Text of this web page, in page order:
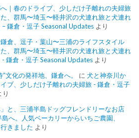
｜春のドライブ、少しだけ子離れの夫婦旅
、群馬〜埼玉〜軽井沢の犬連れ旅と犬連れ
鎌倉・逗子 Seasonal Updates より
倉、逗子・葉山〜三浦のライフスタイル
、群馬〜埼玉〜軽井沢の犬連れ旅と犬連れ
鎌倉・逗子 Seasonal Updates より
文化の発祥地、鎌倉へ。
に 犬と神奈川か
ブ、少しだけ子離れの夫婦旅 - 鎌倉・逗子
り
と、三浦半島ドッグフレンドリーなお店
へ。人気ベーカリーからいちご農園、
きました より